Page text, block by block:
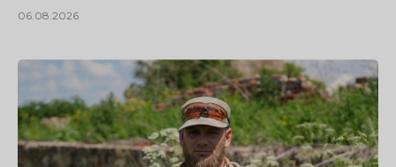
06.08.2026